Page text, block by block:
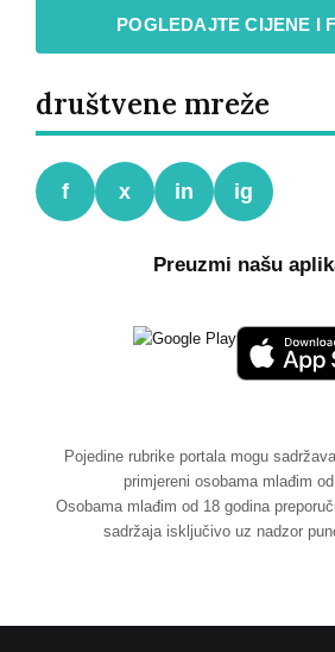
POGLEDAJTE CIJENE I
društvene mreže
f x in ig
Preuzmi našu
Pojedine rubrike portala mogu
primjereni osobama mlađim
Osobama mlađim od 18 godina
sadržaja isključivo uz nadzor